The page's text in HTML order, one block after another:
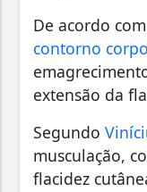
De acordo
contorno
extensão da
Segundo
musculação,
flacidez